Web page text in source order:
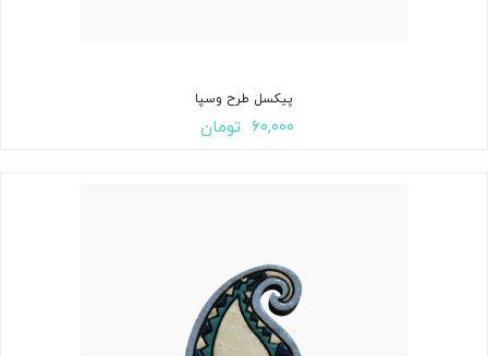
پیکسل طرح وسپا
۶۰,۰۰۰ تومان